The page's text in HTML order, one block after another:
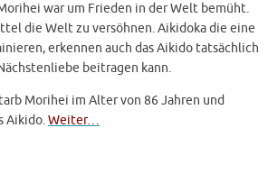
war um Frieden in der Welt bemüht.
die Welt zu versöhnen. Aikidoka die eine
erkennen auch das Aikido tatsächlich
beitragen kann.
Morihei im Alter von 86 Jahren und
Aikido.Weiter…